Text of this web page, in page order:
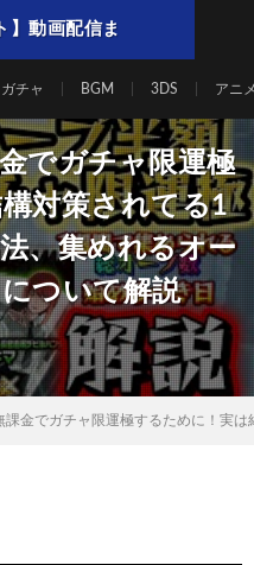
】動画配信ま
ガチャ BGM 3DS アニ
でガチャ限運極
対策されてる1
、集めれるオー
ついて解説
課金でガチャ限運極するために！実